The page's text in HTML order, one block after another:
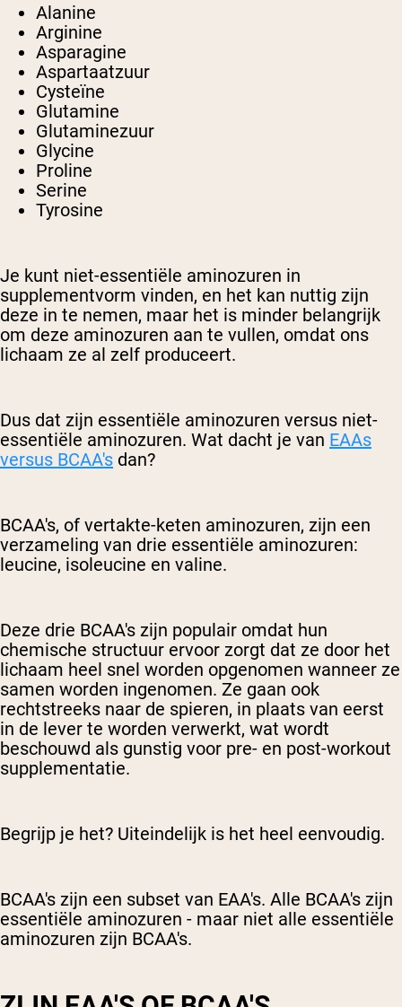
Alanine
Arginine
Asparagine
Aspartaatzuur
Cysteïne
Glutamine
Glutaminezuur
Glycine
Proline
Serine
Tyrosine
Je kunt niet-essentiële aminozuren in
supplementvorm vinden, en het kan nuttig zijn
deze in te nemen, maar het is minder belangrijk
om deze aminozuren aan te vullen, omdat ons
lichaam ze al zelf produceert.
Dus dat zijn essentiële aminozuren versus niet-
essentiële aminozuren. Wat dacht je van EAAs
versus BCAA's dan?
BCAA's, of vertakte-keten aminozuren, zijn een
verzameling van drie essentiële aminozuren:
leucine, isoleucine en valine.
Deze drie BCAA's zijn populair omdat hun
chemische structuur ervoor zorgt dat ze door het
lichaam heel snel worden opgenomen wanneer ze
samen worden ingenomen. Ze gaan ook
rechtstreeks naar de spieren, in plaats van eerst
in de lever te worden verwerkt, wat wordt
beschouwd als gunstig voor pre- en post-workout
supplementatie.
Begrijp je het? Uiteindelijk is het heel eenvoudig.
BCAA's zijn een subset van EAA's. Alle BCAA's zijn
essentiële aminozuren - maar niet alle essentiële
aminozuren zijn BCAA's.